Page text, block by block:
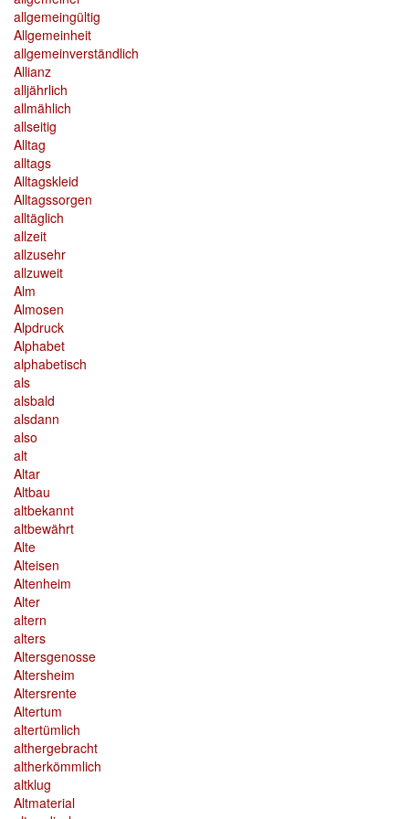
allgemeingültig
Allgemeinheit
allgemeinverständlich
Allianz
alljährlich
allmählich
allseitig
Alltag
alltags
Alltagskleid
Alltagssorgen
alltäglich
allzeit
allzusehr
allzuweit
Alm
Almosen
Alpdruck
Alphabet
alphabetisch
als
alsbald
alsdann
also
alt
Altar
Altbau
altbekannt
altbewährt
Alte
Alteisen
Altenheim
Alter
altern
alters
Altersgenosse
Altersheim
Altersrente
Altertum
altertümlich
althergebracht
altherkömmlich
altklug
Altmaterial